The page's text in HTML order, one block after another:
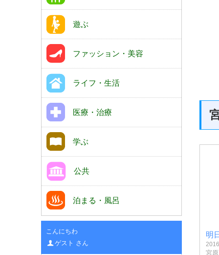
明
宮原
遊ぶ
ファッション・美容
ライフ・生活
医療・治療
学ぶ
公共
泊まる・風呂
こんにちわ
ゲスト さん